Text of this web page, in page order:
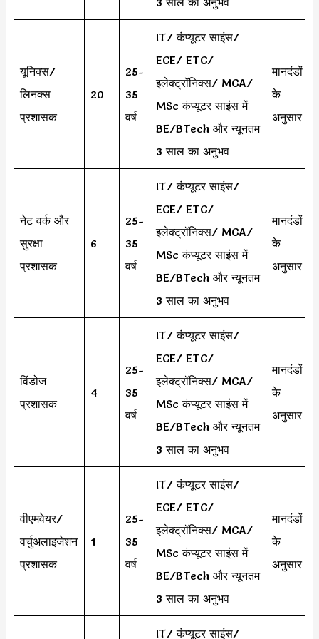
यूनिक्स/
लिनक्स
प्रशासक
20
25-
35
वर्ष
IT/ कंप्यूटर साइंस/
ECE/ ETC/
इलेक्ट्रॉनिक्स/ MCA/
MSc कंप्यूटर साइंस में
BE/BTech और न्यूनतम
3 साल का अनुभव
मानदंडों
के
अनुसार
नेट वर्क और
सुरक्षा
प्रशासक
6
25-
35
वर्ष
IT/ कंप्यूटर साइंस/
ECE/ ETC/
इलेक्ट्रॉनिक्स/ MCA/
MSc कंप्यूटर साइंस में
BE/BTech और न्यूनतम
3 साल का अनुभव
मानदंडों
के
अनुसार
विंडोज
प्रशासक
4
25-
35
वर्ष
IT/ कंप्यूटर साइंस/
ECE/ ETC/
इलेक्ट्रॉनिक्स/ MCA/
MSc कंप्यूटर साइंस में
BE/BTech और न्यूनतम
3 साल का अनुभव
मानदंडों
के
अनुसार
वीएमवेयर/
वर्चुअलाइजेशन
प्रशासक
1
25-
35
वर्ष
IT/ कंप्यूटर साइंस/
ECE/ ETC/
इलेक्ट्रॉनिक्स/ MCA/
MSc कंप्यूटर साइंस में
BE/BTech और न्यूनतम
3 साल का अनुभव
मानदंडों
के
अनुसार
IT/ कंप्यूटर साइंस/